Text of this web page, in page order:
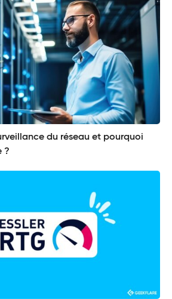
du réseau et pourquoi
?